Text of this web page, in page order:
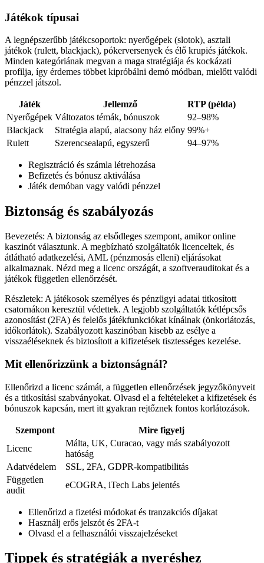
Játékok típusai
A legnépszerűbb játékcsoportok: nyerőgépek (slotok), asztali
játékok (rulett, blackjack), pókerversenyek és élő krupiés játékok.
Minden kategóriának megvan a maga stratégiája és kockázati
profilja, így érdemes többet kipróbálni demó módban, mielőtt valódi
pénzzel játszol.
Játék Jellemző
RTP (példa)
Nyerőgépek Változatos témák, bónuszok
92–98%
Blackjack
Stratégia alapú, alacsony ház előny 99%+
Rulett
Szerencsealapú, egyszerű 94–97%
Regisztráció és számla létrehozása
Befizetés és bónusz aktiválása
Játék demóban vagy valódi pénzzel
Biztonság és szabályozás
Bevezetés: A biztonság az elsődleges szempont, amikor online
kaszinót választunk. A megbízható szolgáltatók licenceltek, és
átlátható adatkezelési, AML (pénzmosás elleni) eljárásokat
alkalmaznak. Nézd meg a licenc országát, a szoftverauditokat és a
játékok független ellenőrzését.
Részletek: A játékosok személyes és pénzügyi adatai titkosított
csatornákon keresztül védettek. A legjobb szolgáltatók kétlépcsős
azonosítást (2FA) és felelős játékfunkciókat kínálnak (önkorlátozás,
időkorlátok). Szabályozott kaszinóban kisebb az esélye a
visszaéléseknek és biztosított a kifizetések tisztességes kezelése.
Mit ellenőrizzünk a biztonságnál?
Ellenőrizd a licenc számát, a független ellenőrzések jegyzőkönyveit
és a titkosítási szabványokat. Olvasd el a feltételeket a kifizetések és
bónuszok kapcsán, mert itt gyakran rejtőznek fontos korlátozások.
Szempont
Mire figyelj
Licenc
Málta, UK, Curacao, vagy más szabályozott
hatóság
Adatvédelem
SSL, 2FA, GDPR-kompatibilitás
Független
audit
eCOGRA, iTech Labs jelentés
Ellenőrizd a fizetési módokat és tranzakciós díjakat
Használj erős jelszót és 2FA-t
Olvasd el a felhasználói visszajelzéseket
Tippek és stratégiák a nyeréshez